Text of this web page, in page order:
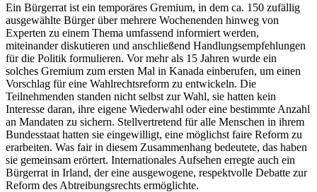
Ein Bürgerrat ist ein temporäres Gremium, in dem ca. 150 zufällig
ausgewählte Bürger über mehrere Wochenenden hinweg von
Experten zu einem Thema umfassend informiert werden,
miteinander diskutieren und anschließend Handlungsempfehlungen
für die Politik formulieren. Vor mehr als 15 Jahren wurde ein
solches Gremium zum ersten Mal in Kanada einberufen, um einen
Vorschlag für eine Wahlrechtsreform zu entwickeln. Die
Teilnehmenden standen nicht selbst zur Wahl, sie hatten kein
Interesse daran, ihre eigene Wiederwahl oder eine bestimmte Anzahl
an Mandaten zu sichern. Stellvertretend für alle Menschen in ihrem
Bundesstaat hatten sie eingewilligt, eine möglichst faire Reform zu
erarbeiten. Was fair in diesem Zusammenhang bedeutete, das haben
sie gemeinsam erörtert. Internationales Aufsehen erregte auch ein
Bürgerrat in Irland, der eine ausgewogene, respektvolle Debatte zur
Reform des Abtreibungsrechts ermöglichte.